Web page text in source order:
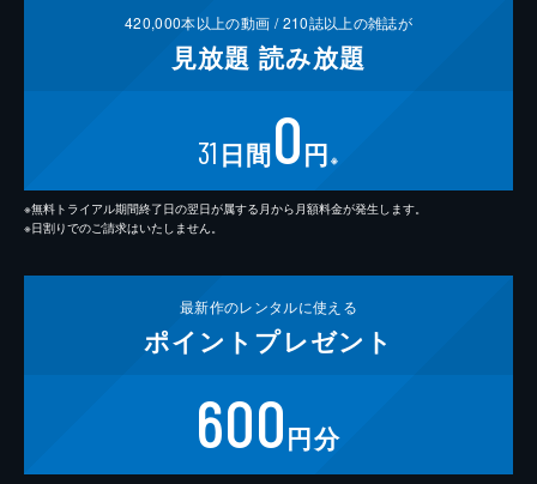
420,000本以上の動画 /210誌以上の雑誌が
見放題 読み放題
31 日間0円 ※
※無料トライアル期間終了日の翌日が属する月から月額料金が発生します。
※日割りでのご請求はいたしません。
最新作のレンタルに使える
ポイント プレゼント
600円分